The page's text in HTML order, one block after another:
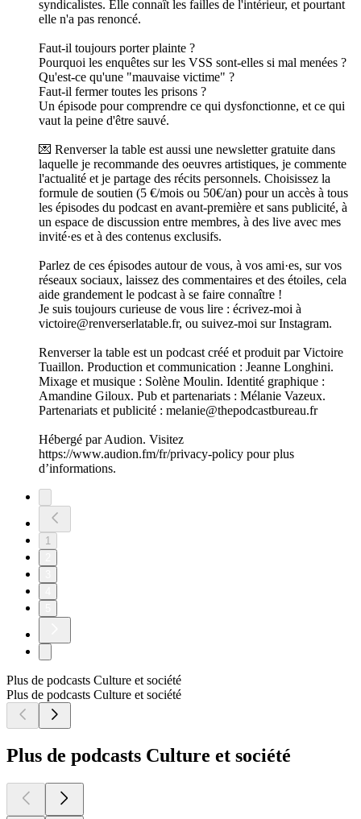
syndicalistes. Elle connaît les failles de l'intérieur, et pourtant
elle n'a pas renoncé.
Faut-il toujours porter plainte ?
Pourquoi les enquêtes sur les VSS sont-elles si mal menées ?
Qu'est-ce qu'une "mauvaise victime" ?
Faut-il fermer toutes les prisons ?
Un épisode pour comprendre ce qui dysfonctionne, et ce qui
vaut la peine d'être sauvé.
💌 Renverser la table est aussi une newsletter gratuite dans
laquelle je recommande des oeuvres artistiques, je commente
l'actualité et je partage des récits personnels. Choisissez la
formule de soutien (5 €/mois ou 50€/an) pour un accès à tous
les épisodes du podcast en avant-première et sans publicité, à
un espace de discussion entre membres, à des live avec mes
invité·es et à des contenus exclusifs.
Parlez de ces épisodes autour de vous, à vos ami·es, sur vos
réseaux sociaux, laissez des commentaires et des étoiles, cela
aide grandement le podcast à se faire connaître !
Je suis toujours curieuse de vous lire : écrivez-moi à
victoire@renverserlatable.fr, ou suivez-moi sur Instagram.
Renverser la table est un podcast créé et produit par Victoire
Tuaillon. Production et communication : Jeanne Longhini.
Mixage et musique : Solène Moulin. Identité graphique :
Amandine Giloux. Pub et partenariats : Mélanie Vazeux.
Partenariats et publicité : melanie@thepodcastbureau.fr
Hébergé par Audion. Visitez
https://www.audion.fm/fr/privacy-policy pour plus
d’informations.
1
Plus de podcasts Culture et société
Plus de podcasts Culture et société
Plus de podcasts Culture et société